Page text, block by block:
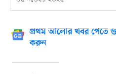
প্রথম আলোর খবর পেতে
করুন